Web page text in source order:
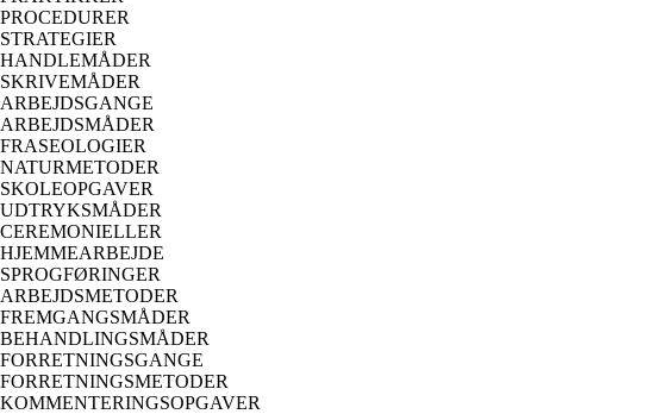
PROCEDURER
STRATEGIER
HANDLEMÅDER
SKRIVEMÅDER
ARBEJDSGANGE
ARBEJDSMÅDER
FRASEOLOGIER
NATURMETODER
SKOLEOPGAVER
UDTRYKSMÅDER
CEREMONIELLER
HJEMMEARBEJDE
SPROGFØRINGER
ARBEJDSMETODER
FREMGANGSMÅDER
BEHANDLINGSMÅDER
FORRETNINGSGANGE
FORRETNINGSMETODER
KOMMENTERINGSOPGAVER